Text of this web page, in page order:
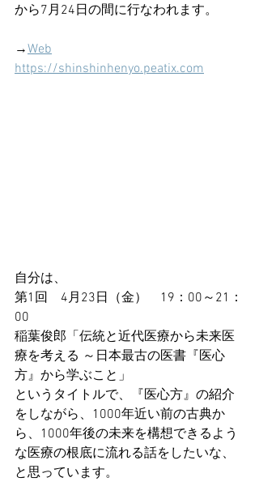
から7月24日の間に行なわれます。
→Web
https://shinshinhenyo.peatix.com
自分は、
第1回　4月23日（金）　19：00～21：
00
稲葉俊郎「伝統と近代医療から未来医
療を考える ～日本最古の医書『医心
方』から学ぶこと」
というタイトルで、『医心方』の紹介
をしながら、1000年近い前の古典か
ら、1000年後の未来を構想できるよう
な医療の根底に流れる話をしたいな、
と思っています。